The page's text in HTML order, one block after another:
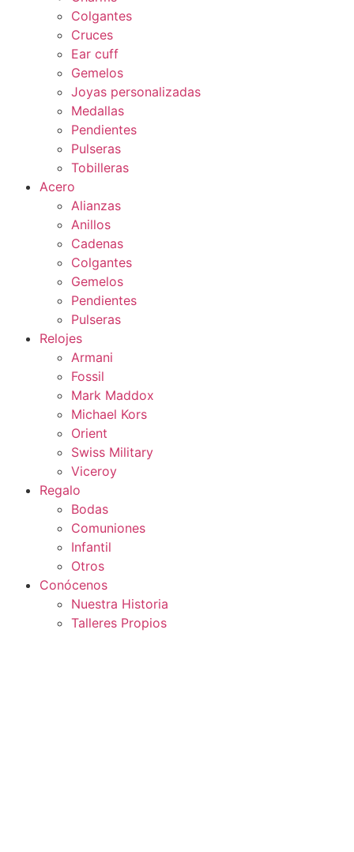
Colgantes
Cruces
Ear cuff
Gemelos
Joyas personalizadas
Medallas
Pendientes
Pulseras
Tobilleras
Acero
Alianzas
Anillos
Cadenas
Colgantes
Gemelos
Pendientes
Pulseras
Relojes
Armani
Fossil
Mark Maddox
Michael Kors
Orient
Swiss Military
Viceroy
Regalo
Bodas
Comuniones
Infantil
Otros
Conócenos
Nuestra Historia
Talleres Propios